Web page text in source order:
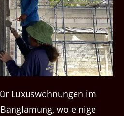
Luxuswohnungen im
wo einige